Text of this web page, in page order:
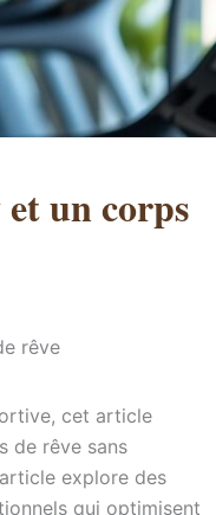
et un corps
rêve
cet article
de rêve sans
explore des
qui optimisent